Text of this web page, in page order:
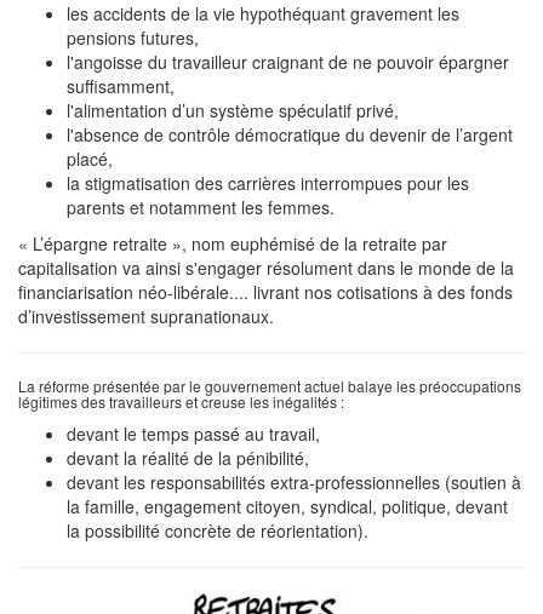
les accidents de la vie hypothéquant gravement les
pensions futures,
l'angoisse du travailleur craignant de ne pouvoir épargner
suffisamment,
l'alimentation d’un système spéculatif privé,
l'absence de contrôle démocratique du devenir de l’argent
placé,
la stigmatisation des carrières interrompues pour les
parents et notamment les femmes.
« L’épargne retraite », nom euphémisé de la retraite par
capitalisation va ainsi s'engager résolument dans le monde de la
financiarisation néo-libérale.... livrant nos cotisations à des fonds
d’investissement supranationaux.
La réforme présentée par le gouvernement actuel balaye les préoccupations
légitimes des travailleurs et creuse les inégalités :
devant le temps passé au travail,
devant la réalité de la pénibilité,
devant les responsabilités extra-professionnelles (soutien à
la famille, engagement citoyen, syndical, politique, devant
la possibilité concrète de réorientation).